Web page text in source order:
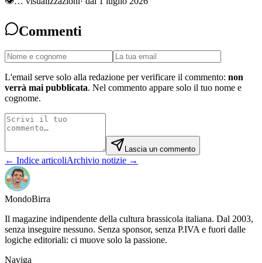
Commenti
L'email serve solo alla redazione per verificare il commento: non
verrà mai pubblicata. Nel commento appare solo il tuo nome e
cognome.
Lascia un commento
← Indice articoliArchivio notizie →
MondoBirra
Il magazine indipendente della cultura brassicola italiana. Dal 2003,
senza inseguire nessuno. Senza sponsor, senza P.IVA e fuori dalle
logiche editoriali: ci muove solo la passione.
Naviga